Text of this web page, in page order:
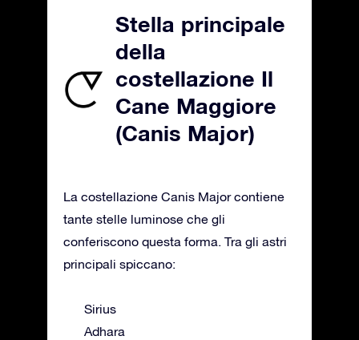
Stella principale
della
costellazione Il
Cane Maggiore
(Canis Major)
La costellazione Canis Major contiene
tante stelle luminose che gli
conferiscono questa forma. Tra gli astri
principali spiccano:
Sirius
Adhara